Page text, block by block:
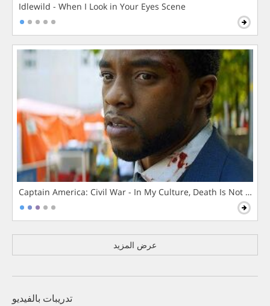
Idlewild - When I Look in Your Eyes Scene
Captain America: Civil War - In My Culture, Death Is Not The
عرض المزيد
تدريبات بالفيديو